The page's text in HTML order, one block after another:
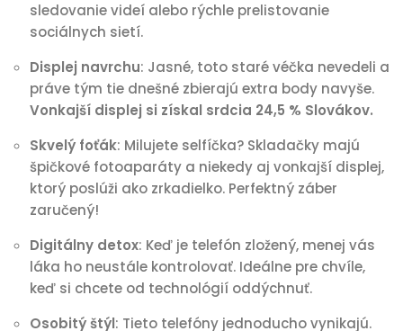
sledovanie videí alebo rýchle prelistovanie
sociálnych sietí.
Displej navrchu: Jasné, toto staré véčka nevedeli a
práve tým tie dnešné zbierajú extra body navyše.
Vonkajší displej si získal srdcia 24,5 % Slovákov.
Skvelý foťák: Milujete selfíčka? Skladačky majú
špičkové fotoaparáty a niekedy aj vonkajší displej,
ktorý poslúži ako zrkadielko. Perfektný záber
zaručený!
Digitálny detox: Keď je telefón zložený, menej vás
láka ho neustále kontrolovať. Ideálne pre chvíle,
keď si chcete od technológií oddýchnuť.
Osobitý štýl: Tieto telefóny jednoducho vynikajú.